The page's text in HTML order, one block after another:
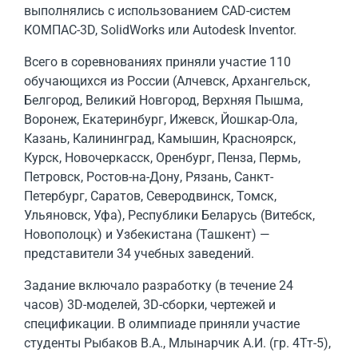
выполнялись с использованием CAD-систем
КОМПАС-3D, SolidWorks или Autodesk Inventor.
Всего в соревнованиях приняли участие 110
обучающихся из России (Алчевск, Архангельск,
Белгород, Великий Новгород, Верхняя Пышма,
Воронеж, Екатеринбург, Ижевск, Йошкар-Ола,
Казань, Калининград, Камышин, Красноярск,
Курск, Новочеркасск, Оренбург, Пенза, Пермь,
Петровск, Ростов-на-Дону, Рязань, Санкт-
Петербург, Саратов, Северодвинск, Томск,
Ульяновск, Уфа), Республики Беларусь (Витебск,
Новополоцк) и Узбекистана (Ташкент) —
представители 34 учебных заведений.
Задание включало разработку (в течение 24
часов) 3D-моделей, 3D-сборки, чертежей и
спецификации. В олимпиаде приняли участие
студенты Рыбаков В.А., Млынарчик А.И. (гр. 4Тт-5),